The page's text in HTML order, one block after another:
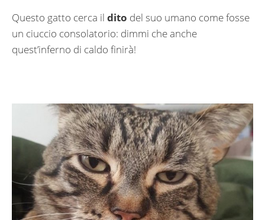
Questo gatto cerca il dito del suo umano come fosse
un ciuccio consolatorio: dimmi che anche
quest’inferno di caldo finirà!